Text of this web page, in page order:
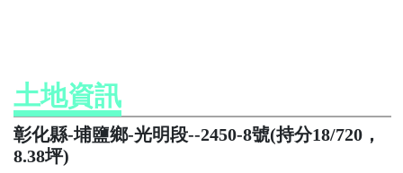
土地資訊
彰化縣-埔鹽鄉-光明段--2450-8號(持分18/720，
8.38坪)